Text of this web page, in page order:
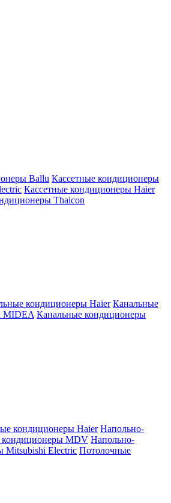
Ballu Кассетные кондиционеры
Кассетные кондиционеры Haier
Thaicon
кондиционеры Haier Канальные
MIDEA Канальные кондиционеры
кондиционеры Haier Напольно-
кондиционеры MDV Напольно-
Mitsubishi Electric Потолочные